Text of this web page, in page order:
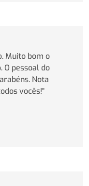
Muito bom o
O pessoal do
Nota
vocês!"